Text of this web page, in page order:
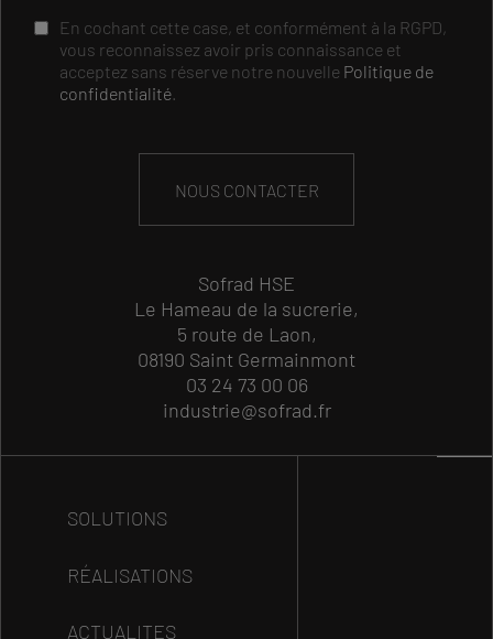
En cochant cette case, et conformément à la RGPD,
vous reconnaissez avoir pris connaissance et
acceptez sans réserve notre nouvelle Politique de
confidentialité.
NOUS CONTACTER
Sofrad HSE
Le Hameau de la sucrerie,
5 route de Laon,
08190 Saint Germainmont
03 24 73 00 06
industrie@sofrad.fr
SOLUTIONS
RÉALISATIONS
ACTUALITES